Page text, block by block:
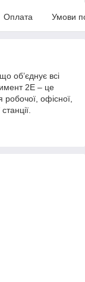
Оплата Умови
об’єднує всі
2E – це
офісної,